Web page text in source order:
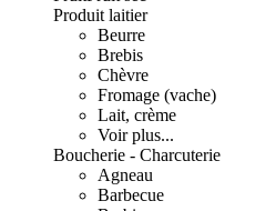
Produit laitier
Beurre
Brebis
Chèvre
Fromage (vache)
Lait, crème
Voir plus...
Boucherie - Charcuterie
Agneau
Barbecue